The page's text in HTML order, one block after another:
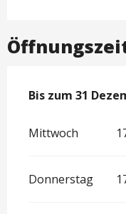
vom2 Januar
Bis zum 31
Mittwoch
Donnerstag